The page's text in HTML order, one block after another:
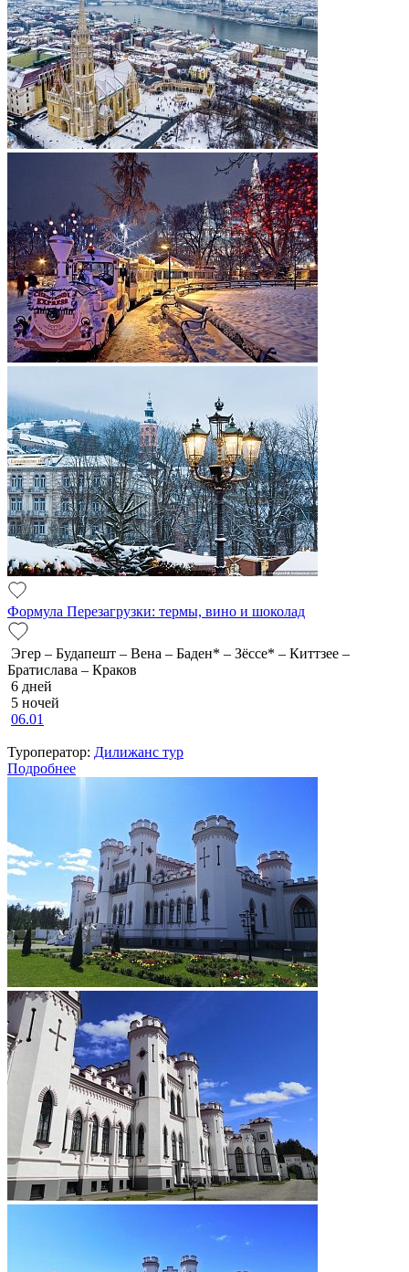
Формула Перезагрузки: термы, вино и шоколад
Эгер – Будапешт – Вена – Баден* – Зёссе* – Киттзее –
Братислава – Краков
6 дней
5 ночей
06.01
Туроператор: Дилижанс тур
Подробнее